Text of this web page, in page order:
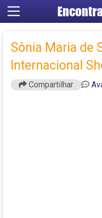
Sônia Maria de
Internacional
Compartilhar